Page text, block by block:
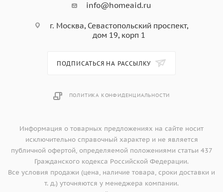
info@homeaid.ru
г. Москва, Севастопольский проспект,
дом 19, корп 1
ПОДПИСАТЬСЯ НА РАССЫЛКУ
ПОЛИТИКА КОНФИДЕНЦИАЛЬНОСТИ
Информация о товарных предложениях на сайте носит
исключительно справочный характер и не является
публичной офертой, определяемой положениями статьи 437
Гражданского кодекса Российской Федерации.
Все условия продажи (цена, наличие товара, сроки доставки и
т. д.) уточняются у менеджера компании.